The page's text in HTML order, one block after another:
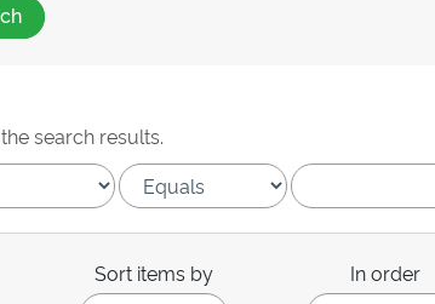
search results.
Sort items by In order